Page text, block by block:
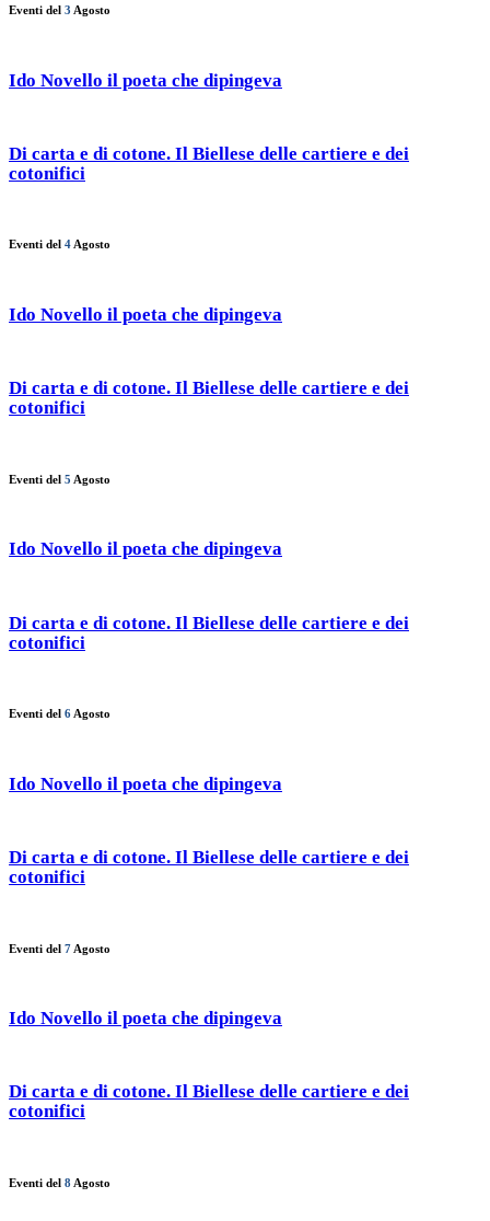
Eventi del 3 Agosto
Ido Novello il poeta che dipingeva
Di carta e di cotone. Il Biellese delle cartiere e dei
cotonifici
Eventi del 4 Agosto
Ido Novello il poeta che dipingeva
Di carta e di cotone. Il Biellese delle cartiere e dei
cotonifici
Eventi del 5 Agosto
Ido Novello il poeta che dipingeva
Di carta e di cotone. Il Biellese delle cartiere e dei
cotonifici
Eventi del 6 Agosto
Ido Novello il poeta che dipingeva
Di carta e di cotone. Il Biellese delle cartiere e dei
cotonifici
Eventi del 7 Agosto
Ido Novello il poeta che dipingeva
Di carta e di cotone. Il Biellese delle cartiere e dei
cotonifici
Eventi del 8 Agosto